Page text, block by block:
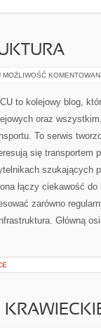
MOŻLIWOŚĆ
to kolejowy blog,
oraz
To serwis
się transportem
szukających
łączy ciekawość
zarówno
Główną